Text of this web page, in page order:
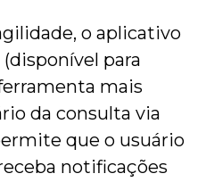
o aplicativo
para
mais
da consulta via
que o usuário
notificações